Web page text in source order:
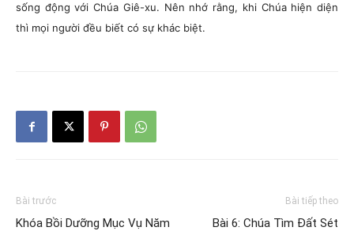
sống động với Chúa Giê-xu. Nên nhớ rằng, khi Chúa hiện diện
thì mọi người đều biết có sự khác biệt.
Bài trước
Khóa Bồi Dưỡng Mục Vụ Năm
Bài tiếp theo
Bài 6: Chúa Tìm Đất Sét